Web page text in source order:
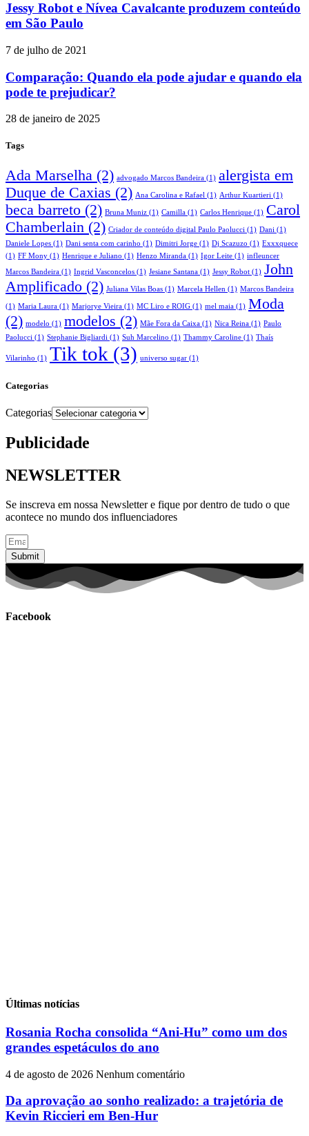
Jessy Robot e Nívea Cavalcante produzem conteúdo
em São Paulo
7 de julho de 2021
Comparação: Quando ela pode ajudar e quando ela
pode te prejudicar?
28 de janeiro de 2025
Tags
Ada Marselha (2) advogado Marcos Bandeira (1) alergista em
Duque de Caxias (2) Ana Carolina e Rafael (1) Arthur Kuartieri (1)
beca barreto (2) Bruna Muniz (1) Camilla (1) Carlos Henrique (1) Carol
Chamberlain (2) Criador de conteúdo digital Paulo Paolucci (1) Dani (1)
Daniele Lopes (1) Dani senta com carinho (1) Dimitri Jorge (1) Dj Scazuzo (1) Exxxquece
(1) FF Mony (1) Henrique e Juliano (1) Henzo Miranda (1) Igor Leite (1) infleuncer
Marcos Bandeira (1) Ingrid Vasconcelos (1) Jesiane Santana (1) Jessy Robot (1) John
Amplificado (2) Juliana Vilas Boas (1) Marcela Hellen (1) Marcos Bandeira
(1) Maria Laura (1) Marjorye Vieira (1) MC Liro e ROIG (1) mel maia (1) Moda
(2) modelo (1) modelos (2) Mãe Fora da Caixa (1) Nica Reina (1) Paulo
Paolucci (1) Stephanie Bigliardi (1) Suh Marcelino (1) Thammy Caroline (1) Thaís
Vilarinho (1) Tik tok (3) universo sugar (1)
Categorias
Categorias
Publicidade
NEWSLETTER
Se inscreva em nossa Newsletter e fique por dentro de tudo o que
acontece no mundo dos influenciadores
Submit
Facebook
Últimas notícias
Rosania Rocha consolida “Ani-Hu” como um dos
grandes espetáculos do ano
4 de agosto de 2026 Nenhum comentário
Da aprovação ao sonho realizado: a trajetória de
Kevin Riccieri em Ben-Hur